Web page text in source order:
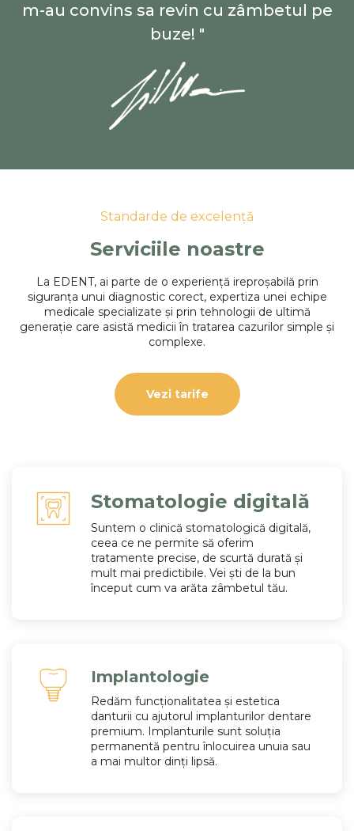
m-au convins sa revin cu zâmbetul pe
buze! "
Standarde de excelență
Serviciile noastre
La EDENT, ai parte de o experiență ireproșabilă prin
siguranța unui diagnostic corect, expertiza unei echipe
medicale specializate și prin tehnologii de ultimă
generație care asistă medicii în tratarea cazurilor simple și
complexe.
Vezi tarife
Stomatologie digitală
Suntem o clinică stomatologică digitală,
ceea ce ne permite să oferim
tratamente precise, de scurtă durată și
mult mai predictibile. Vei ști de la bun
început cum va arăta zâmbetul tău.
Implantologie
Redăm funcționalitatea și estetica
danturii cu ajutorul implanturilor dentare
premium. Implanturile sunt soluția
permanentă pentru înlocuirea unuia sau
a mai multor dinți lipsă.